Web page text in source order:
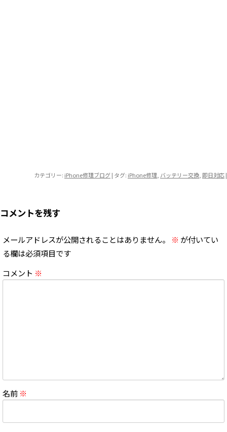
カテゴリー: iPhone修理ブログ| タグ: iPhone修理 バッテリー交換 即日対応|
コメントを残す
メールアドレスが公開されることはありません。 ※ が付いてい
る欄は必須項目です
コメント ※
名前 ※